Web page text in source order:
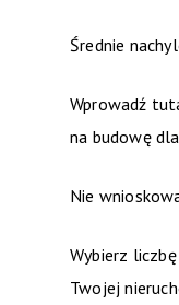
Średnie
Wprowadź
na budowę
Nie
Wybierz
Twojej